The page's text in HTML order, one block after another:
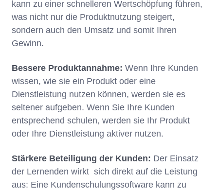
kann zu einer schnelleren Wertschöpfung führen,
was nicht nur die Produktnutzung steigert,
sondern auch den Umsatz und somit Ihren
Gewinn.
Bessere Produktannahme: Wenn Ihre Kunden
wissen, wie sie ein Produkt oder eine
Dienstleistung nutzen können, werden sie es
seltener aufgeben. Wenn Sie Ihre Kunden
entsprechend schulen, werden sie Ihr Produkt
oder Ihre Dienstleistung aktiver nutzen.
Stärkere Beteiligung der Kunden: Der Einsatz
der Lernenden wirkt sich direkt auf die Leistung
aus: Eine Kundenschulungssoftware kann zu